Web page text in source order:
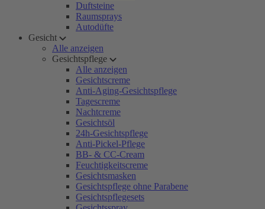
Duftsteine
Raumsprays
Autodüfte
Gesicht
Alle anzeigen
Gesichtspflege
Alle anzeigen
Gesichtscreme
Anti-Aging-Gesichtspflege
Tagescreme
Nachtcreme
Gesichtsöl
24h-Gesichtspflege
Anti-Pickel-Pflege
BB- & CC-Cream
Feuchtigkeitscreme
Gesichtsmasken
Gesichtspflege ohne Parabene
Gesichtspflegesets